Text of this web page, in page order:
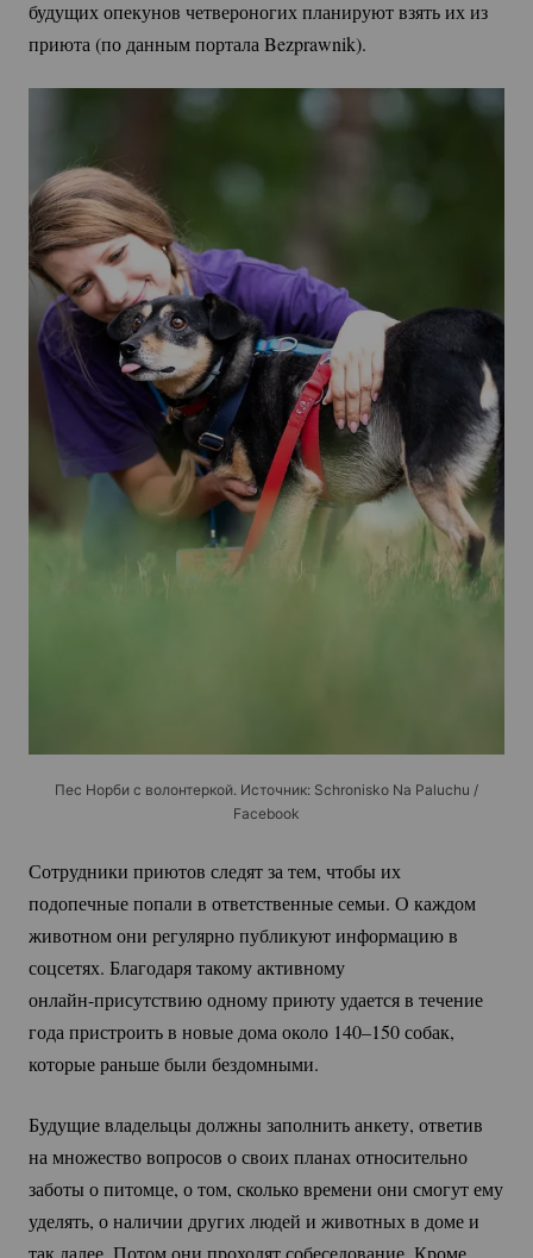
будущих опекунов четвероногих планируют взять их из
приюта (по данным портала Bezprawnik).
Пес Норби с волонтеркой. Источник: Schronisko Na Paluchu /
Facebook
Сотрудники приютов следят за тем, чтобы их
подопечные попали в ответственные семьи. О каждом
животном они регулярно публикуют информацию в
соцсетях. Благодаря такому активному
онлайн-присутствиюодному приюту удается в течение
года пристроить в новые дома около 140–150 собак,
которые раньше были бездомными.
Будущие владельцы должны заполнить анкету, ответив
на множество вопросов о своих планах относительно
заботы о питомце, о том, сколько времени они смогут ему
уделять, о наличии других людей и животных в доме и
так далее. Потом они проходят собеседование. Кроме